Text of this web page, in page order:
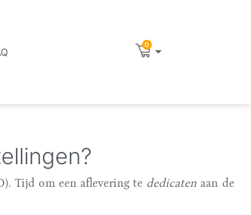
0
Tijd om een aflevering te dedicaten aan de